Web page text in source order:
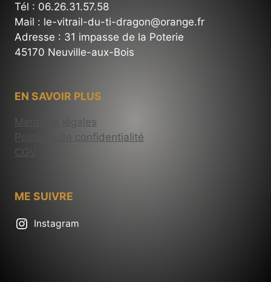
Tél : 06.26.31.57.58
Mail : le-vitrail-du-ti-dragon@orange.fr
Adresse : 31 impasse de la Poterie
45170 Neuville-aux-Bois
EN SAVOIR PLUS
Mentions légales
Politique de confidentialité
CGV
ME SUIVRE
Instagram